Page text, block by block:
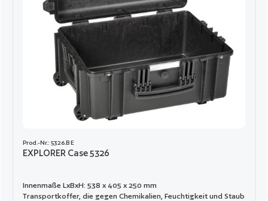
Prod.-Nr.: 5326.B E
EXPLORER Case 5326
Innenmaße LxBxH: 538 x 405 x 250 mm
Transportkoffer, die gegen Chemikalien, Feuchtigkeit und Staub